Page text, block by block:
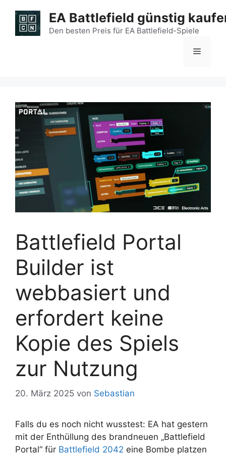
Inhalt
springen
EA Battlefield günstig
Den besten Preis für EA Battlefield-Spiele
Menü
Battlefield Portal
Builder ist
webbasiert und
erfordert keine
Kopie des Spiels
zur Nutzung
20. März 2025 von Sebastian
Falls du es noch nicht wusstest: EA hat gestern
mit der Enthüllung des brandneuen „Battlefield
Portal“ für Battlefield 2042 eine Bombe platzen